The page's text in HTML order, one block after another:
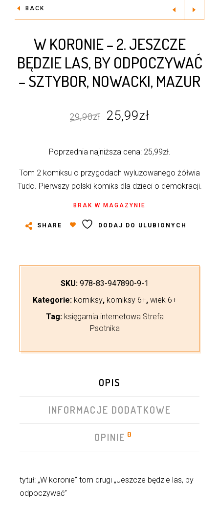
BACK
W KORONIE – 2. JESZCZE
BĘDZIE LAS, BY ODPOCZYWAĆ
– SZTYBOR, NOWACKI, MAZUR
29,90zł
Pierwotna
wynosiła:
29,90zł.
25,99zł
wynosi:
25,99zł.
Poprzednia najniższa cena: 25,99zł.
Tom 2 komiksu o przygodach wyluzowanego żółwia
Tudo. Pierwszy polski komiks dla dzieci o demokracji.
BRAK W MAGAZYNIE
SHARE DODAJ DO ULUBIONYCH
SKU: 978-83-947890-9-1
Kategorie: komiksy, komiksy 6+, wiek 6+
Tag: księgarnia internetowa Strefa
Psotnika
OPIS
INFORMACJE DODATKOWE
OPINIE 0
tytuł: „W koronie” tom drugi „Jeszcze będzie las, by
odpoczywać”